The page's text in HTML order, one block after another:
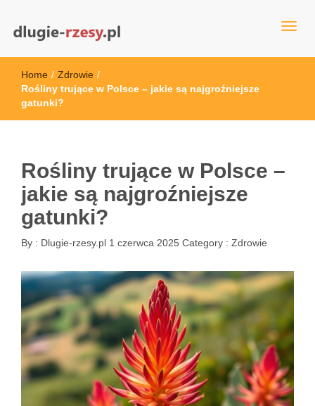
dlugie-rzesy.pl
Home / Zdrowie /
Rośliny trujące w Polsce – jakie są najgroźniejsze
gatunki?
Rośliny trujące w Polsce –
jakie są najgroźniejsze
gatunki?
By : Dlugie-rzesy.pl 1 czerwca 2025 Category : Zdrowie